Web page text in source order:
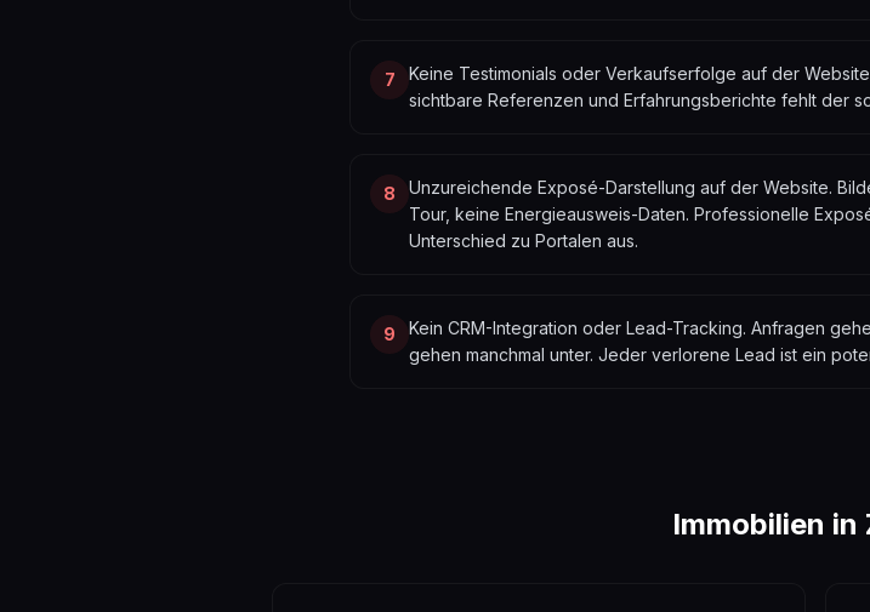
7
Keine Testimonials oder Verkaufserfolge auf der
sichtbare Referenzen und Erfahrungsberichte fehlt der
8
Unzureichende Exposé-Darstellung auf der Website.
Tour, keine Energieausweis-Daten. Professionelle
Unterschied zu Portalen aus.
9
Kein CRM-Integration oder Lead-Tracking. Anfragen
gehen manchmal unter. Jeder verlorene Lead ist ein
Immobilien in